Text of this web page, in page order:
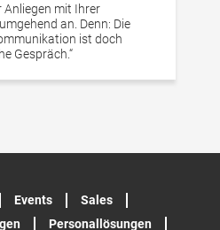
Anliegen mit Ihrer
an. Denn: Die
ist doch
Gespräch.“
Events
Sales
Personallösungen